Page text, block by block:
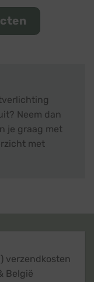
Neem dan
je graag met
met
verzendkosten
België